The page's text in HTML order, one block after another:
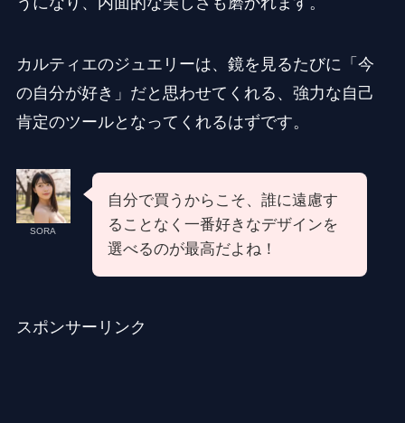
カルティエのジュエリーは、鏡を見るたびに「今
の自分が好き」だと思わせてくれる、強力な自己
肯定のツールとなってくれるはずです。
SORA
自分で買うからこそ、誰に遠慮す
ることなく一番好きなデザインを
選べるのが最高だよね！
スポンサーリンク